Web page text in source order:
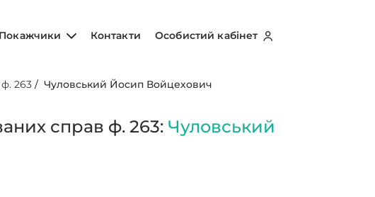
Покажчики Контакти Особистий кабінет
263 /Чуловський Йосип Войцехович
справ ф. 263: Чуловський